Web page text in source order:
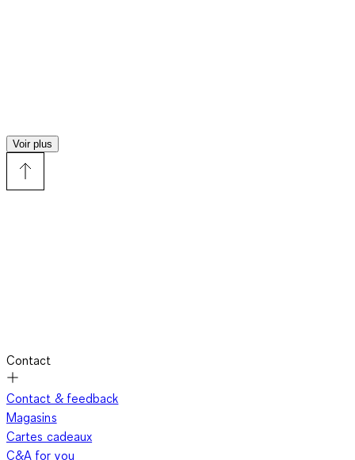
Voir plus
Contact
Contact & feedback
Magasins
Cartes cadeaux
C&A for you